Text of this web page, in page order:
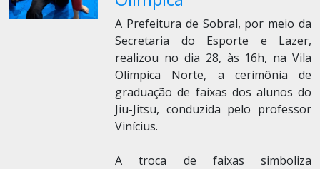
A Prefeitura de Sobral, por meio da
Secretaria do Esporte e Lazer,
realizou no dia 28, às 16h, na Vila
Olímpica Norte, a cerimônia de
graduação de faixas dos alunos do
Jiu-Jitsu, conduzida pelo professor
Vinícius.
A troca de faixas simboliza